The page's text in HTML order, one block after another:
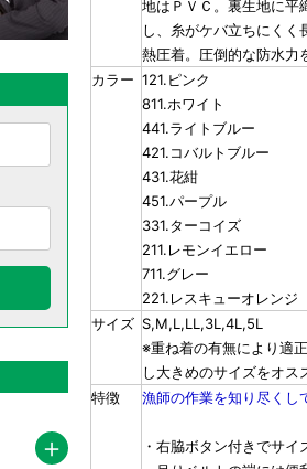
地はＰＶＣ。裏生地に平
し、糸がケバ立ちにくく
熱圧着。圧倒的な防水力
カラー 121.ピンク
811.ホワイト
441.ライトブルー
421.コバルトブルー
431.花紺
451.パープル
331.ターコイズ
211.レモンイエロー
711.グレー
221.レスキューオレンジ
サイズ S,M,L,LL,3L,4L,5L
※重ね着の有無により適
し大きめのサイズをオス
特徴
漁師の作業を知り尽くし
・右脇ボタン付きでサイ